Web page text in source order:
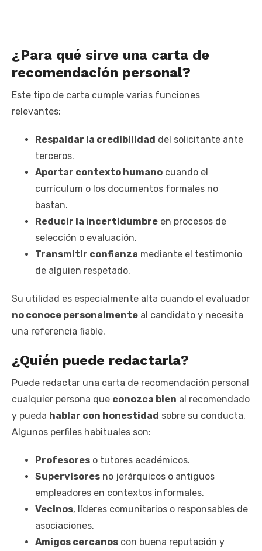
¿Para qué sirve una carta de
recomendación personal?
Este tipo de carta cumple varias funciones
relevantes:
Respaldar la credibilidad del solicitante ante
terceros.
Aportar contexto humano cuando el
currículum o los documentos formales no
bastan.
Reducir la incertidumbre en procesos de
selección o evaluación.
Transmitir confianza mediante el testimonio
de alguien respetado.
Su utilidad es especialmente alta cuando el evaluador
no conoce personalmente al candidato y necesita
una referencia fiable.
¿Quién puede redactarla?
Puede redactar una carta de recomendación personal
cualquier persona que conozca bien al recomendado
y pueda hablar con honestidad sobre su conducta.
Algunos perfiles habituales son:
Profesores o tutores académicos.
Supervisores no jerárquicos o antiguos
empleadores en contextos informales.
Vecinos, líderes comunitarios o responsables de
asociaciones.
Amigos cercanos con buena reputación y